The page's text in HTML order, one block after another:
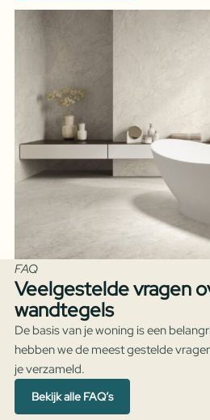
FAQ
Veelgestelde vragen
wandtegels
De basis van je woning is een
hebben we de meest gestelde
je verzameld.
Bekijk alle FAQ’s